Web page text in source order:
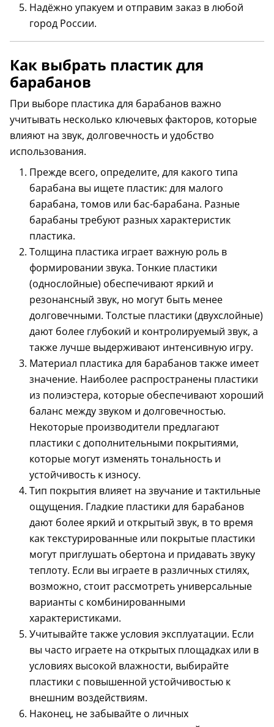
Надёжно упакуем и отправим заказ в любой
город России.
Как выбрать пластик для
барабанов
При выборе пластика для барабанов важно
учитывать несколько ключевых факторов, которые
влияют на звук, долговечность и удобство
использования.
Прежде всего, определите, для какого типа
барабана вы ищете пластик: для малого
барабана, томов или бас-барабана. Разные
барабаны требуют разных характеристик
пластика.
Толщина пластика играет важную роль в
формировании звука. Тонкие пластики
(однослойные) обеспечивают яркий и
резонансный звук, но могут быть менее
долговечными. Толстые пластики (двухслойные)
дают более глубокий и контролируемый звук, а
также лучше выдерживают интенсивную игру.
Материал пластика для барабанов также имеет
значение. Наиболее распространены пластики
из полиэстера, которые обеспечивают хороший
баланс между звуком и долговечностью.
Некоторые производители предлагают
пластики с дополнительными покрытиями,
которые могут изменять тональность и
устойчивость к износу.
Тип покрытия влияет на звучание и тактильные
ощущения. Гладкие пластики для барабанов
дают более яркий и открытый звук, в то время
как текстурированные или покрытые пластики
могут приглушать обертона и придавать звуку
теплоту. Если вы играете в различных стилях,
возможно, стоит рассмотреть универсальные
варианты с комбинированными
характеристиками.
Учитывайте также условия эксплуатации. Если
вы часто играете на открытых площадках или в
условиях высокой влажности, выбирайте
пластики с повышенной устойчивостью к
внешним воздействиям.
Наконец, не забывайте о личных